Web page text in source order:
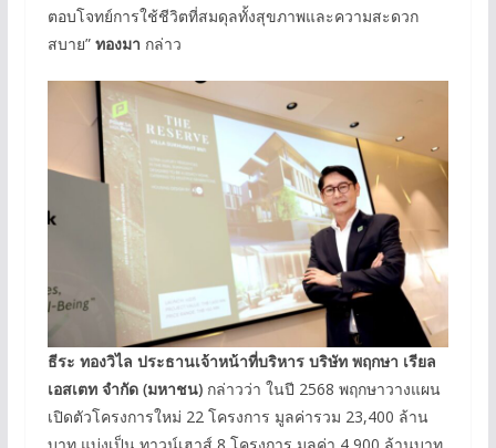
ตอบโจทย์การใช้ชีวิตที่สมดุลทั้งสุขภาพและความสะดวก
สบาย” ทองมา กล่าว
ธีระ ทองวิไล ประธานเจ้าหน้าที่บริหาร บริษัท พฤกษา เรียล
เอสเตท จำกัด (มหาชน)กล่าวว่า ในปี 2568 พฤกษาวางแผน
เปิดตัวโครงการใหม่ 22 โครงการ มูลค่ารวม 23,400 ล้าน
บาท แบ่งเป็น ทาวน์เฮาส์ 8 โครงการ มูลค่า 4,900 ล้านบาท